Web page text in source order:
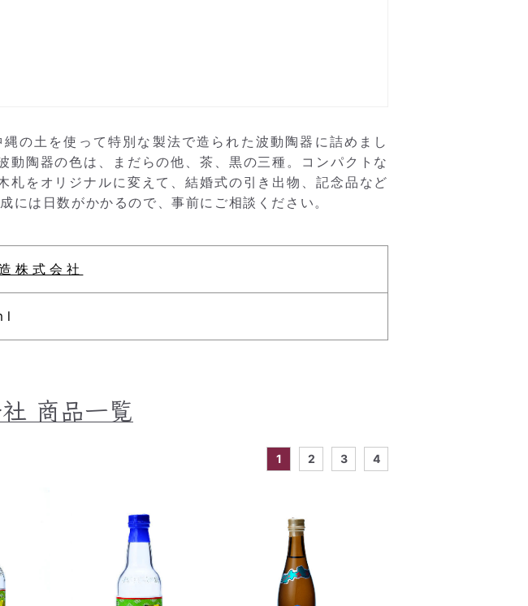
の土を使って特別な製法で造られた波動陶器に詰めまし
陶器の色は、まだらの他、茶、黒の三種。コンパクトな
をオリジナルに変えて、結婚式の引き出物、記念品など
は日数がかかるので、事前にご相談ください。
株式会社
商品一覧
1 2 3 4